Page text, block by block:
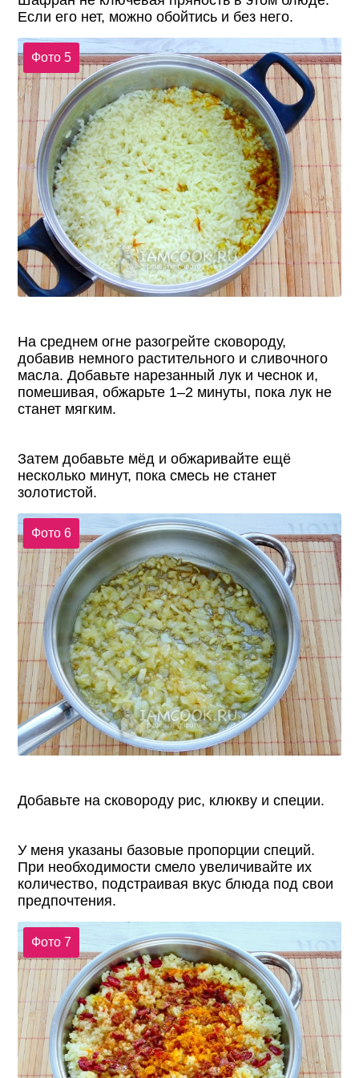
Если его нет, можно обойтись и без него.
Фото 5
На среднем огне разогрейте сковороду,
добавив немного растительного и сливочного
масла. Добавьте нарезанный лук и чеснок и,
помешивая, обжарьте 1–2 минуты, пока лук не
станет мягким.
Затем добавьте мёд и обжаривайте ещё
несколько минут, пока смесь не станет
золотистой.
Фото 6
Добавьте на сковороду рис, клюкву и специи.
У меня указаны базовые пропорции специй.
При необходимости смело увеличивайте их
количество, подстраивая вкус блюда под свои
предпочтения.
Фото 7